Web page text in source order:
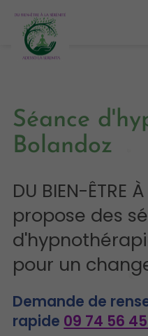
Séance
Bolandoz
DU BIEN-ÊTRE
propose des
pour un
Demande de
rapide 09 74 56